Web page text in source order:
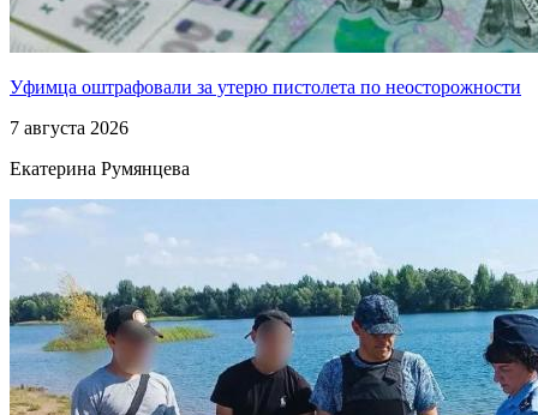
Уфимца оштрафовали за утерю пистолета по неосторожности
7 августа 2026
Екатерина Румянцева